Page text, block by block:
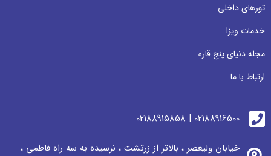
تورهای داخلی
خدمات ویزا
مجله دنیای پنج قاره
ارتباط با ما
02188916500 | 02188915858
خیابان ولیعصر ، بالاتر از زرتشت ، نرسيده به سه راه فاطمی ،